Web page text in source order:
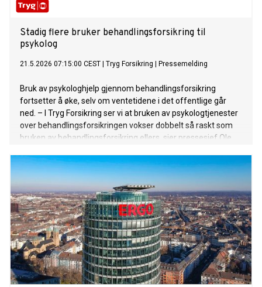
Stadig flere bruker behandlingsforsikring til
psykolog
21.5.2026 07:15:00 CEST Tryg Forsikring Pressemelding
Bruk av psykologhjelp gjennom behandlingsforsikring
fortsetter å øke, selv om ventetidene i det offentlige går
ned. – I Tryg Forsikring ser vi at bruken av psykologtjenester
over behandlingsforsikringen vokser dobbelt så raskt som
bruken av behandlingsforsikring ellers, sier pressesjef Ole